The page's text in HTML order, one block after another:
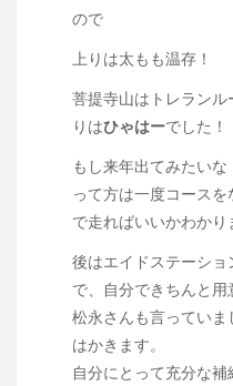
ので
上りは太もも温存！
菩提寺山はトレラン
りはひゃはーでした！
もし来年出てみたいな
って方は一度コース
で走ればいいかわかり
後はエイドステーシ
で、自分できちんと用
松永さんも言ってい
はかきます。
自分にとって充分な補